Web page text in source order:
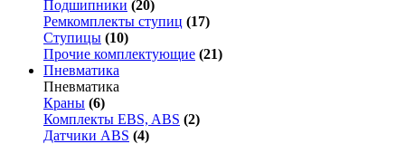
Подшипники (20)
Ремкомплекты ступиц (17)
Ступицы (10)
Прочие комплектующие (21)
Пневматика
Пневматика
Краны (6)
Комплекты EBS, ABS (2)
Датчики ABS (4)